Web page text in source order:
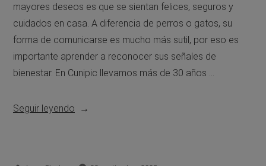
mayores deseos es que se sientan felices, seguros y
cuidados en casa. A diferencia de perros o gatos, su
forma de comunicarse es mucho más sutil, por eso es
importante aprender a reconocer sus señales de
bienestar. En Cunipic llevamos más de 30 años …
Seguir leyendo